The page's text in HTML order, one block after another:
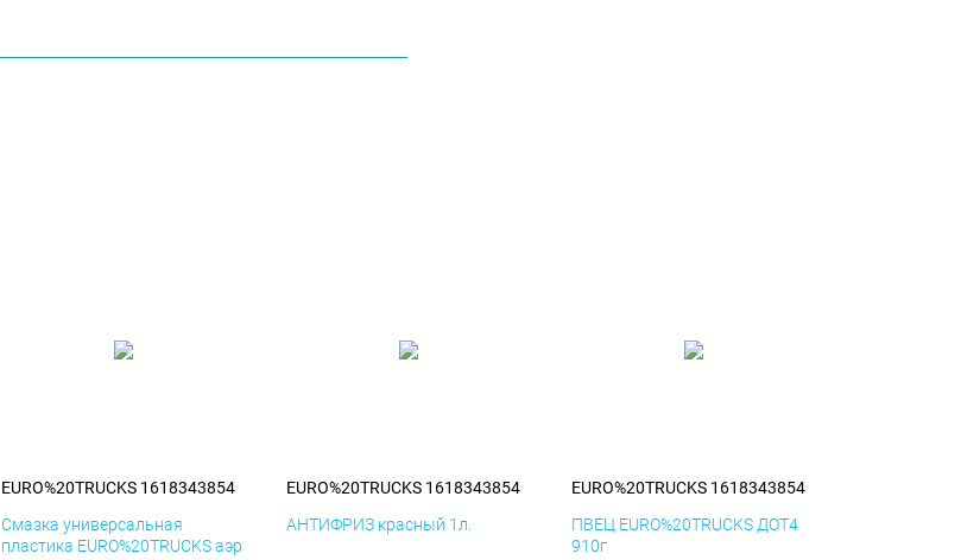
EURO%20TRUCKS 1618343854
Смазка универсальная
пластика EURO%20TRUCKS аэр
EURO%20TRUCKS 1618343854
АНТИФРИЗ красный 1л.
EURO%20TRUCKS 1618343854
ПВЕЦ EURO%20TRUCKS ДОТ4
910г